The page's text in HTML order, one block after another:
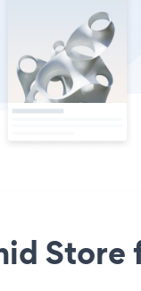
Store